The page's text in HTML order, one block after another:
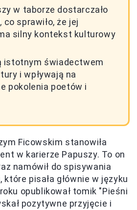
w taborze dostarczało
sprawiło, że jej
silny kontekst kulturowy
istotnym świadectwem
i wpływają na
pokolenia poetów i
Ficowskim stanowiła
w karierze Papuszy. To on
namówił do spisywania
pisała głównie w języku
opublikował tomik "Pieśni
pozytywne przyjęcie i